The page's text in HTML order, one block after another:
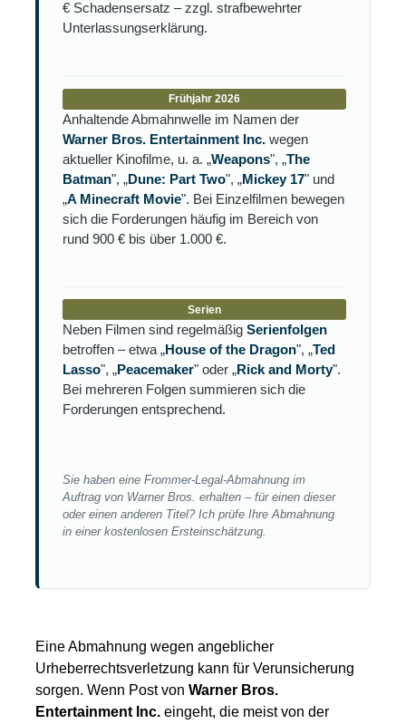
€ Schadensersatz – zzgl. strafbewehrter
Unterlassungserklärung.
Frühjahr 2026
Anhaltende Abmahnwelle im Namen der
Warner Bros. Entertainment Inc.wegen
aktueller Kinofilme, u. a. „Weapons", „The
Batman", „Dune: Part Two", „Mickey 17" und
„A Minecraft Movie". Bei Einzelfilmen bewegen
sich die Forderungen häufig im Bereich von
rund 900 € bis über 1.000 €.
Serien
Neben Filmen sind regelmäßig Serienfolgen
betroffen – etwa „House of the Dragon", „Ted
Lasso", „Peacemaker" oder „Rick and Morty".
Bei mehreren Folgen summieren sich die
Forderungen entsprechend.
Sie haben eine Frommer-Legal-Abmahnung im
Auftrag von Warner Bros. erhalten – für einen dieser
oder einen anderen Titel? Ich prüfe Ihre Abmahnung
in einer kostenlosen Ersteinschätzung.
Eine Abmahnung wegen angeblicher
Urheberrechtsverletzung kann für Verunsicherung
sorgen. Wenn Post von Warner Bros.
Entertainment Inc.eingeht, die meist von der